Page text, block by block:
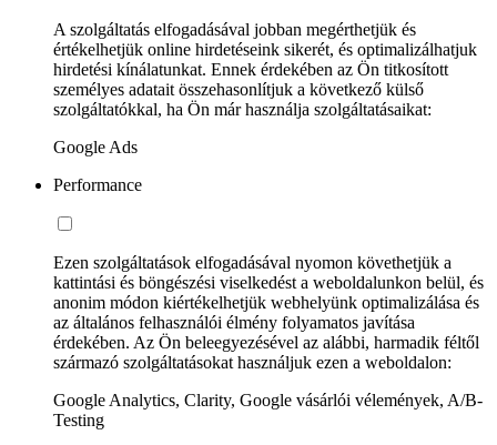
A szolgáltatás elfogadásával jobban megérthetjük és
értékelhetjük online hirdetéseink sikerét, és optimalizálhatjuk
hirdetési kínálatunkat. Ennek érdekében az Ön titkosított
személyes adatait összehasonlítjuk a következő külső
szolgáltatókkal, ha Ön már használja szolgáltatásaikat:
Google Ads
Performance
Ezen szolgáltatások elfogadásával nyomon követhetjük a
kattintási és böngészési viselkedést a weboldalunkon belül, és
anonim módon kiértékelhetjük webhelyünk optimalizálása és
az általános felhasználói élmény folyamatos javítása
érdekében. Az Ön beleegyezésével az alábbi, harmadik féltől
származó szolgáltatásokat használjuk ezen a weboldalon:
Google Analytics, Clarity, Google vásárlói vélemények, A/B-
Testing